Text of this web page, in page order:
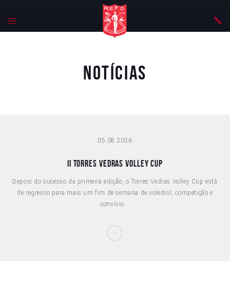
Notícias
05.08.2026
II Torres Vedras Volley Cup
Depois do sucesso da primeira edição, o Torres Vedras Volley Cup está
de regresso para mais um fim de semana de voleibol, competição e
convívio.